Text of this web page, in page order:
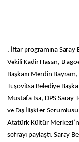
. İftar programına Saray
Vekili Kadir Hasan,
Başkanı Merdin
Tuşovitsa Belediye
Mustafa İsa, DPS Saray
ve Dış İlişkiler
Atatürk Kültür
sofrayı paylaştı. Saray